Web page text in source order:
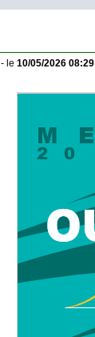
- le 10/05/2026 08:29